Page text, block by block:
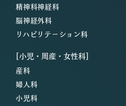
精神科神経科
脳神経外科
リハビリテーション科
[小児・周産・女性科]
産科
婦人科
小児科